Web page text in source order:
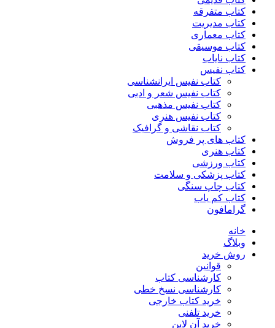
کتاب متفرقه
کتاب مدیریت
کتاب معماری
کتاب موسیقی
کتاب نایاب
کتاب نفیس
کتاب نفیس ایرانشناسی
کتاب نفیس شعر و ادبی
کتاب نفیس مذهبی
کتاب نفیس هنری
کتاب نقاشی و گرافیک
کتاب های پر فروش
کتاب هنری
کتاب ورزشی
کتاب پزشکی و سلامت
کتاب چاپ سنگی
کتاب کم یاب
گرامافون
خانه
وبلاگ
روش خرید
قوانین
کارشناسی کتاب
کارشناسی نسخ خطی
خرید کتاب خارجی
خرید تلفنی
خرید آن لاین